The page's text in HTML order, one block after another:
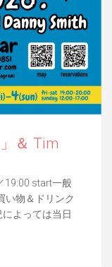
＆ Tim
19:00 start一般
い物＆ドリンク
よっては当日